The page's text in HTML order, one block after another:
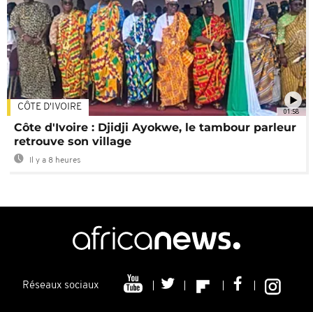
01:58
CÔTE D'IVOIRE
Côte d'Ivoire : Djidji Ayokwe, le tambour parleur
retrouve son village
Il y a 8 heures
Réseaux sociaux